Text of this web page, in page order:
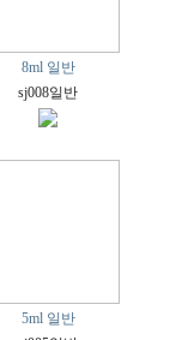
8ml 일반
sj008일반
5ml 일반